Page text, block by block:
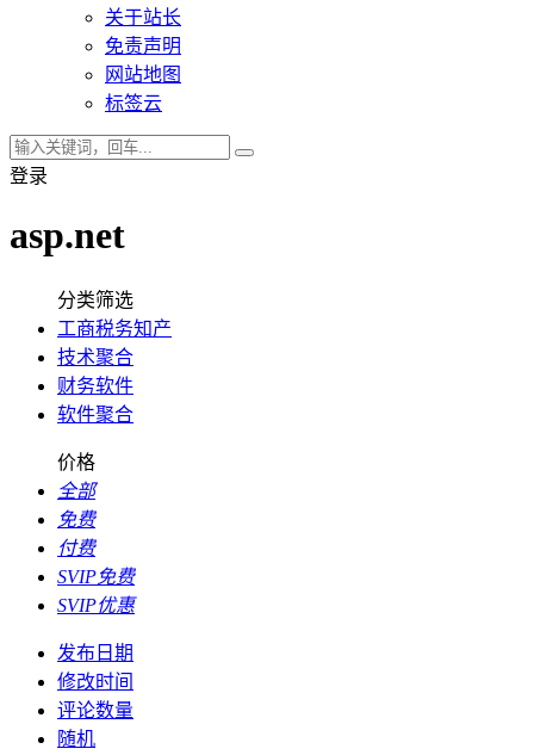
关于站长
免责声明
网站地图
标签云
登录
asp.net
分类筛选
工商税务知产
技术聚合
财务软件
软件聚合
价格
全部
免费
付费
SVIP免费
SVIP优惠
发布日期
修改时间
评论数量
随机